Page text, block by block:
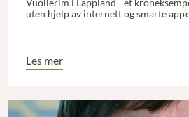
uten hjelp av internett og smarte
Les mer